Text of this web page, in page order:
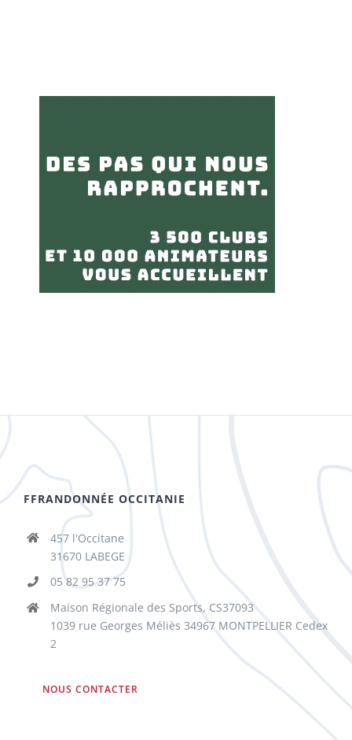
FFRANDONNÉE OCCITANIE
457 l'Occitane
31670 LABEGE
05 82 95 37 75
Maison Régionale des Sports, CS37093
1039 rue Georges Méliès 34967 MONTPELLIER Cedex
2
NOUS CONTACTER